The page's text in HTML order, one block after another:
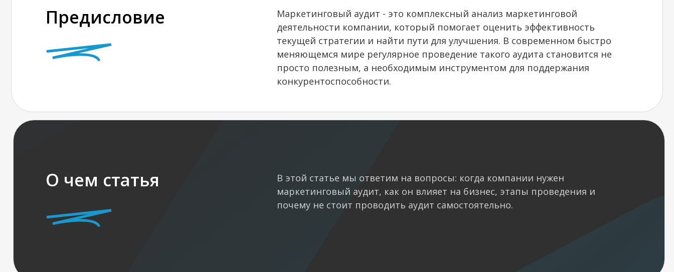
Предисловие
Маркетинговый аудит - это комплексный анализ маркетинговой
деятельности компании, который помогает оценить эффективность
текущей стратегии и найти пути для улучшения. В современном быстро
меняющемся мире регулярное проведение такого аудита становится не
просто полезным, а необходимым инструментом для поддержания
конкурентоспособности.
О чем статья
В этой статье мы ответим на вопросы: когда компании нужен
маркетинговый аудит, как он влияет на бизнес, этапы проведения и
почему не стоит проводить аудит самостоятельно.